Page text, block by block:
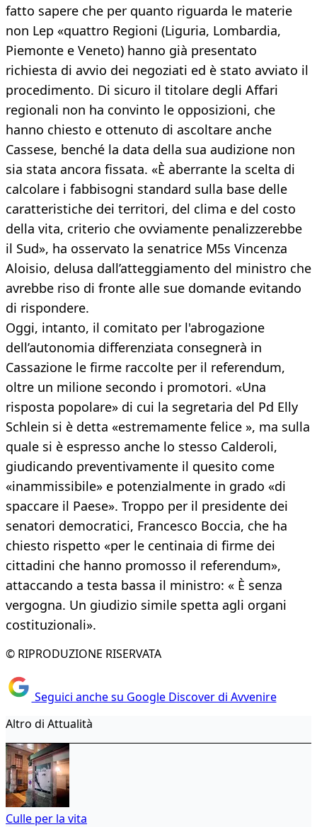
fatto sapere che per quanto riguarda le materie
non Lep «quattro Regioni (Liguria, Lombardia,
Piemonte e Veneto) hanno già presentato
richiesta di avvio dei negoziati ed è stato avviato il
procedimento. Di sicuro il titolare degli Affari
regionali non ha convinto le opposizioni, che
hanno chiesto e ottenuto di ascoltare anche
Cassese, benché la data della sua audizione non
sia stata ancora fissata. «È aberrante la scelta di
calcolare i fabbisogni standard sulla base delle
caratteristiche dei territori, del clima e del costo
della vita, criterio che ovviamente penalizzerebbe
il Sud», ha osservato la senatrice M5s Vincenza
Aloisio, delusa dall’atteggiamento del ministro che
avrebbe riso di fronte alle sue domande evitando
di rispondere.
Oggi, intanto, il comitato per l'abrogazione
dell’autonomia differenziata consegnerà in
Cassazione le firme raccolte per il referendum,
oltre un milione secondo i promotori. «Una
risposta popolare» di cui la segretaria del Pd Elly
Schlein si è detta «estremamente felice », ma sulla
quale si è espresso anche lo stesso Calderoli,
giudicando preventivamente il quesito come
«inammissibile» e potenzialmente in grado «di
spaccare il Paese». Troppo per il presidente dei
senatori democratici, Francesco Boccia, che ha
chiesto rispetto «per le centinaia di firme dei
cittadini che hanno promosso il referendum»,
attaccando a testa bassa il ministro: « È senza
vergogna. Un giudizio simile spetta agli organi
costituzionali».
© RIPRODUZIONE RISERVATA
Seguici anche su Google Discover di Avvenire
Altro di Attualità
Culle per la vita